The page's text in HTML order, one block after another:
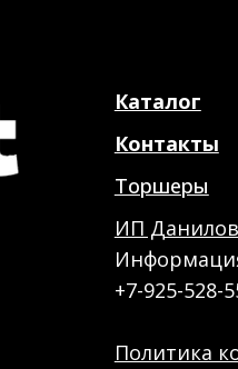
Каталог
Контакты
Торшеры
ИП
+7-925-528-
Политика